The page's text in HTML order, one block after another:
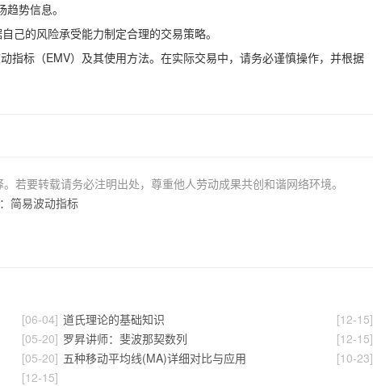
势信息。
己的风险承受能力制定合理的交易策略。
指标（EMV）及其使用方法。在实际交易中，请务必谨慎操作，并根据
若要转载请务必注明出处，尊重他人劳动成果共创和谐网络环境。
简易波动指标
[06-04]
[05-20]
[05-20]
[12-15]
[12-15]
道氏理论的基础知识
[12-15]
罗昇讲师：斐波那契数列
[10-23]
五种移动平均线(MA)详细对比与应用